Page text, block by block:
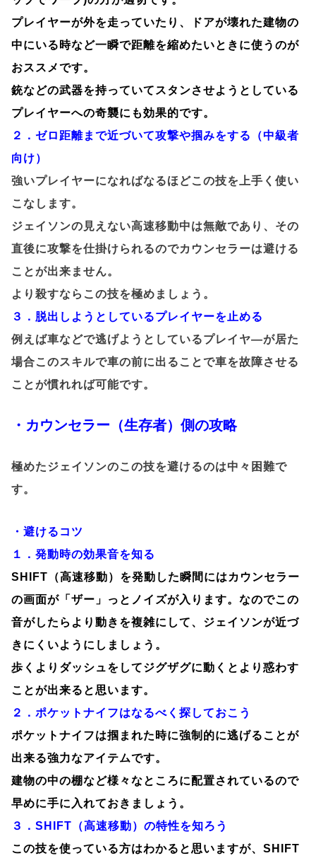
プレイヤーが外を走っていたり、ドアが壊れた建物の
中にいる時など一瞬で距離を縮めたいときに使うのが
おススメです。
銃などの武器を持っていてスタンさせようとしている
プレイヤーへの奇襲にも効果的です。
２．ゼロ距離まで近づいて攻撃や掴みをする（中級者
向け）
強いプレイヤーになればなるほどこの技を上手く使い
こなします。
ジェイソンの見えない高速移動中は無敵であり、その
直後に攻撃を仕掛けられるのでカウンセラーは避ける
ことが出来ません。
より殺すならこの技を極めましょう。
３．脱出しようとしているプレイヤーを止める
例えば車などで逃げようとしているプレイヤ―が居た
場合このスキルで車の前に出ることで車を故障させる
ことが慣れれば可能です。
・カウンセラー（生存者）側の攻略
極めたジェイソンのこの技を避けるのは中々困難で
す。
・避けるコツ
１．発動時の効果音を知る
SHIFT（高速移動）を発動した瞬間にはカウンセラー
の画面が「ザー」っとノイズが入ります。なのでこの
音がしたらより動きを複雑にして、ジェイソンが近づ
きにくいようにしましょう。
歩くよりダッシュをしてジグザグに動くとより惑わす
ことが出来ると思います。
２．ポケットナイフはなるべく探しておこう
ポケットナイフは掴まれた時に強制的に逃げることが
出来る強力なアイテムです。
建物の中の棚など様々なところに配置されているので
早めに手に入れておきましょう。
３．SHIFT（高速移動）の特性を知ろう
この技を使っている方はわかると思いますが、SHIFT